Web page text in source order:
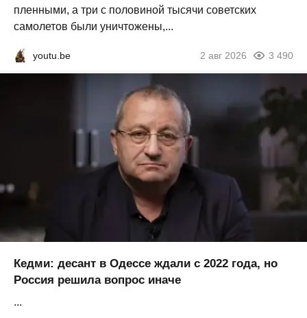
пленными, а три с половиной тысячи советских
самолетов были уничтожены,...
youtu.be 2 авг 2026 3 490
Кедми: десант в Одессе ждали с 2022 года, но
Россия решила вопрос иначе
...